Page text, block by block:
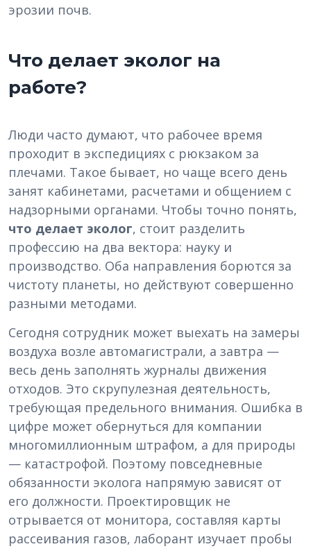
эрозии почв.
Что делает эколог на
работе?
Люди часто думают, что рабочее время
проходит в экспедициях с рюкзаком за
плечами. Такое бывает, но чаще всего день
занят кабинетами, расчетами и общением с
надзорными органами. Чтобы точно понять,
что делает эколог, стоит разделить
профессию на два вектора: науку и
производство. Оба направления борются за
чистоту планеты, но действуют совершенно
разными методами.
Сегодня сотрудник может выехать на замеры
воздуха возле автомагистрали, а завтра —
весь день заполнять журналы движения
отходов. Это скрупулезная деятельность,
требующая предельного внимания. Ошибка в
цифре может обернуться для компании
многомиллионным штрафом, а для природы
— катастрофой. Поэтому повседневные
обязанности эколога напрямую зависят от
его должности. Проектировщик не
отрывается от монитора, составляя карты
рассеивания газов, лаборант изучает пробы